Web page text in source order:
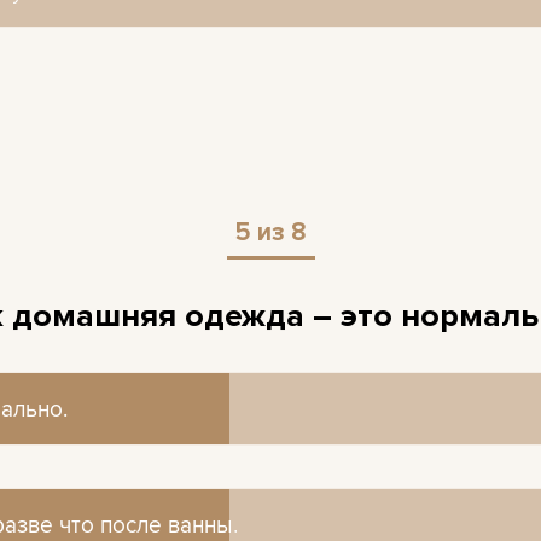
5 из 8
домашняя одежда – это
что после ванны.
что после ванны.